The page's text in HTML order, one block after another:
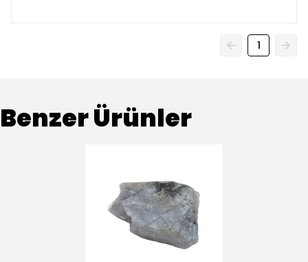
1
Benzer Ürünler